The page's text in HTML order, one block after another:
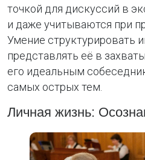
точкой для дискуссий в
и даже учитываются при
Умение структурировать
представлять её в
его идеальным
самых острых тем.
Личная жизнь: